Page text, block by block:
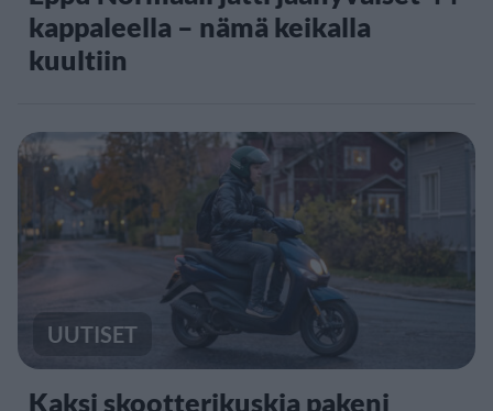
kappaleella – nämä keikalla
kuultiin
UUTISET
Kaksi skootterikuskia pakeni